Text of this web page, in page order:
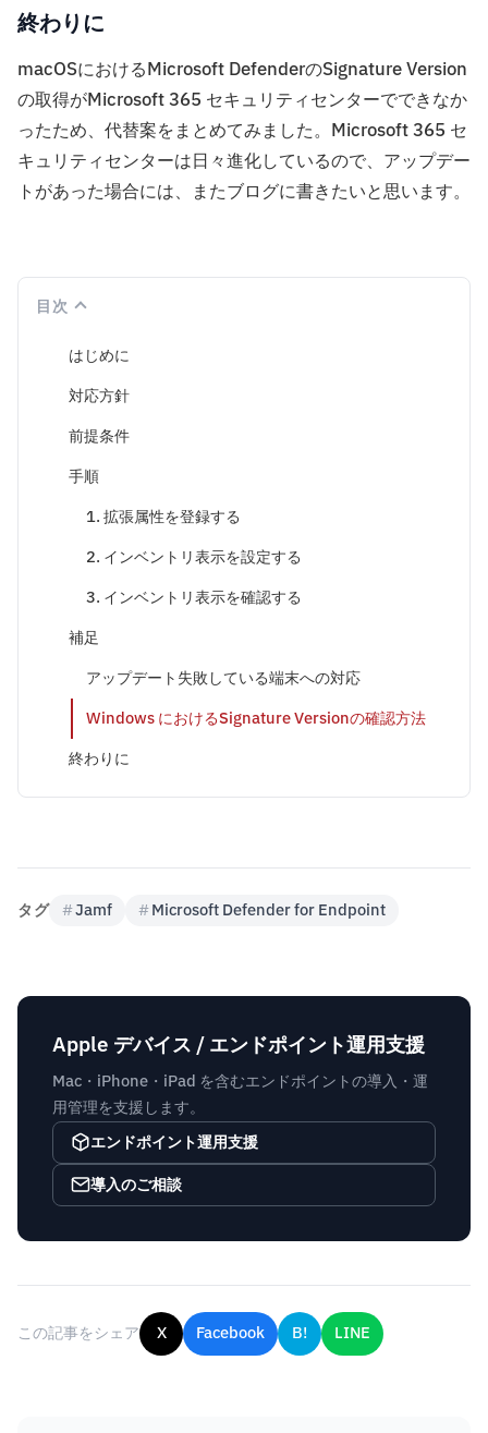
終わりに
macOSにおけるMicrosoft DefenderのSignature Version
の取得がMicrosoft 365 セキュリティセンターでできなか
ったため、代替案をまとめてみました。Microsoft 365 セ
キュリティセンターは日々進化しているので、アップデー
トがあった場合には、またブログに書きたいと思います。
目次
はじめに
対応方針
前提条件
手順
1. 拡張属性を登録する
2. インベントリ表示を設定する
3. インベントリ表示を確認する
補足
アップデート失敗している端末への対応
Windows におけるSignature Versionの確認方法
終わりに
タグ #Jamf #Microsoft Defender for Endpoint
Apple デバイス / エンドポイント運用支援
Mac・iPhone・iPad を含むエンドポイントの導入・運
用管理を支援します。
エンドポイント運用支援
導入のご相談
この記事をシェア X Facebook B! LINE